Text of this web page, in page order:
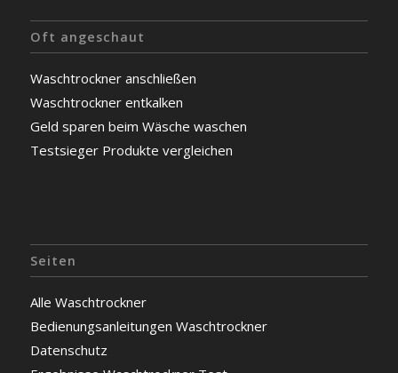
Oft angeschaut
Waschtrockner anschließen
Waschtrockner entkalken
Geld sparen beim Wäsche waschen
Testsieger Produkte vergleichen
Seiten
Alle Waschtrockner
Bedienungsanleitungen Waschtrockner
Datenschutz